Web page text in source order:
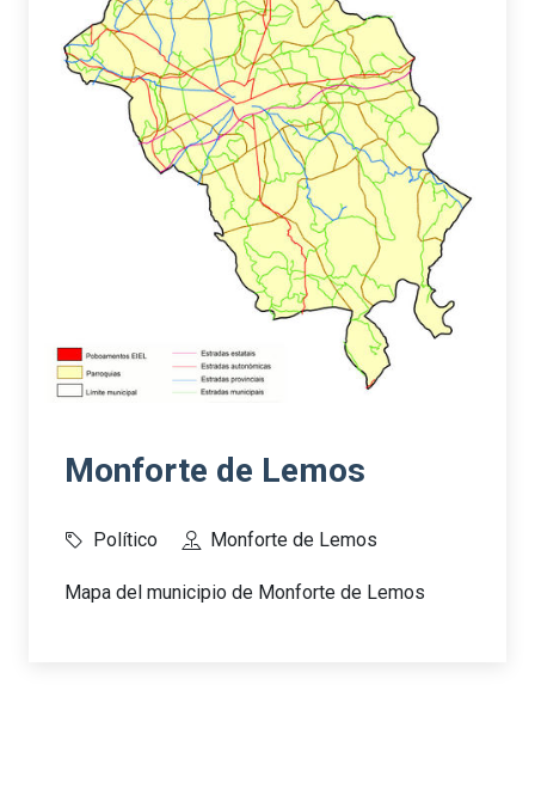
Monforte de Lemos
Político Monforte de Lemos
Mapa del municipio de Monforte de Lemos